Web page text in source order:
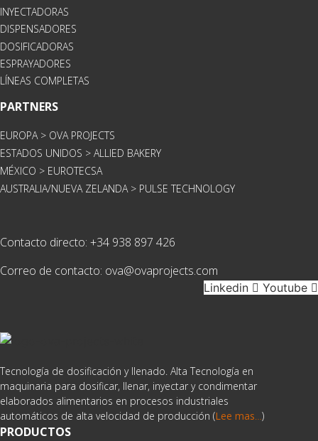
INYECTADORAS
DISPENSADORES
DOSIFICADORAS
ESPRAYADORES
LÍNEAS COMPLETAS
PARTNERS
EUROPA > OVA PROJECTS
ESTADOS UNIDOS > ALLIED BAKERY
MÉXICO > EUROTECSA
AUSTRALIA/NUEVA ZELANDA > PULSE TECHNOLOGY
Contacto directo: +34 938 897 426
Correo de contacto: ova@ovaprojects.com
Linkedin Youtube
Tecnología de dosificación y llenado. Alta Tecnología en
maquinaria para dosificar, llenar, inyectar y condimentar
elaborados alimentarios en procesos industriales
automáticos de alta velocidad de producción (Lee mas…)
PRODUCTOS